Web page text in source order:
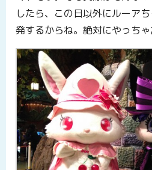
したら、この日以外にルーア
発するからね。絶対にやっちゃ